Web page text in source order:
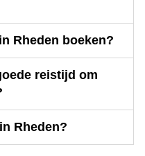
Rheden boeken?
reistijd om
Rheden?